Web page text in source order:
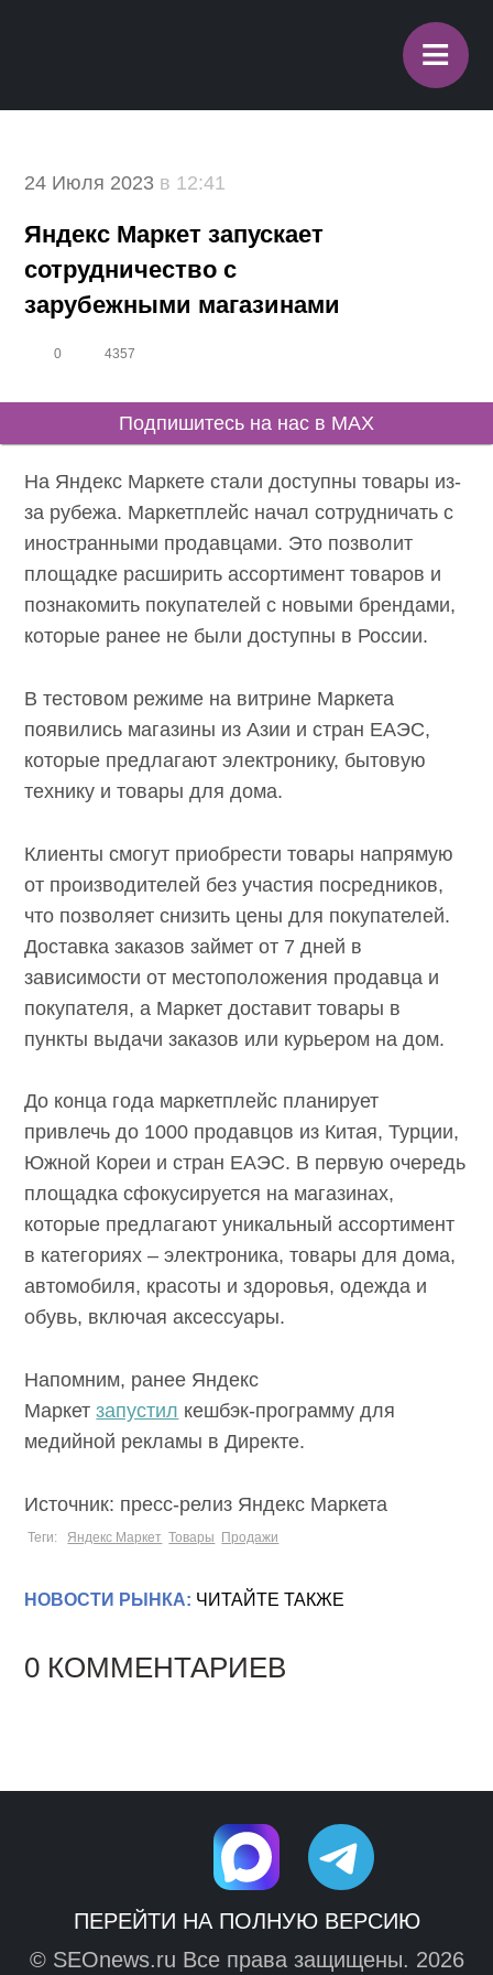
≡
24 Июля 2023 в 12:41
Яндекс Маркет запускает
сотрудничество с
зарубежными магазинами
0 4357
Подпишитесь на нас в MAX
На Яндекс Маркете стали доступны товары из-
за рубежа. Маркетплейс начал сотрудничать с
иностранными продавцами. Это позволит
площадке расширить ассортимент товаров и
познакомить покупателей с новыми брендами,
которые ранее не были доступны в России.
В тестовом режиме на витрине Маркета
появились магазины из Азии и стран ЕАЭС,
которые предлагают электронику, бытовую
технику и товары для дома.
Клиенты смогут приобрести товары напрямую
от производителей без участия посредников,
что позволяет снизить цены для покупателей.
Доставка заказов займет от 7 дней в
зависимости от местоположения продавца и
покупателя, а Маркет доставит товары в
пункты выдачи заказов или курьером на дом.
До конца года маркетплейс планирует
привлечь до 1000 продавцов из Китая, Турции,
Южной Кореи и стран ЕАЭС. В первую очередь
площадка сфокусируется на магазинах,
которые предлагают уникальный ассортимент
в категориях – электроника, товары для дома,
автомобиля, красоты и здоровья, одежда и
обувь, включая аксессуары.
Напомним, ранее Яндекс
Маркетзапустил кешбэк-программу для
медийной рекламы в Директе.
Источник: пресс-релиз Яндекс Маркета
Теги: Яндекс Маркет Товары Продажи
НОВОСТИ РЫНКА: ЧИТАЙТЕ ТАКЖЕ
0 КОММЕНТАРИЕВ
ПЕРЕЙТИ НА ПОЛНУЮ ВЕРСИЮ
© SEOnews.ru Все права защищены. 2026